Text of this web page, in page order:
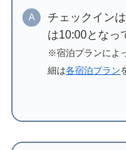
A
チェックイン
は10:00となっ
※宿泊プランによ
細は各宿泊プラン